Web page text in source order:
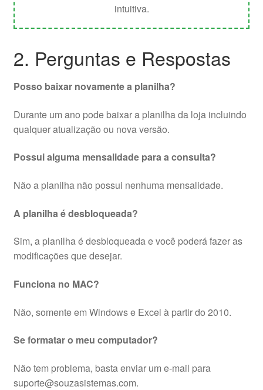
intuitiva.
2. Perguntas e Respostas
Posso baixar novamente a planilha?
Durante um ano pode baixar a planilha da loja incluindo
qualquer atualização ou nova versão.
Possui alguma mensalidade para a consulta?
Não a planilha não possui nenhuma mensalidade.
A planilha é desbloqueada?
Sim, a planilha é desbloqueada e você poderá fazer as
modificações que desejar.
Funciona no MAC?
Não, somente em Windows e Excel à partir do 2010.
Se formatar o meu computador?
Não tem problema, basta enviar um e-mail para
suporte@souzasistemas.com.